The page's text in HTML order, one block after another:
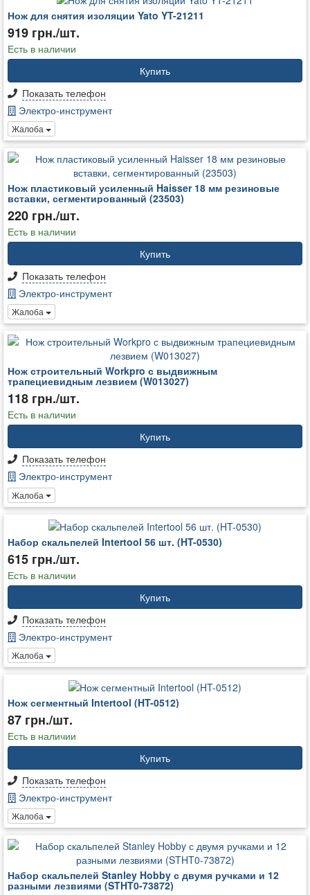
Нож для снятия изоляции Yato YT-21211
919 грн./шт.
Есть в наличии
Купить
Показать телефон
Электро-инструмент
Жалоба
Нож пластиковый усиленный Haisser 18 мм резиновые
вставки, сегментированный (23503)
220 грн./шт.
Есть в наличии
Купить
Показать телефон
Электро-инструмент
Жалоба
Нож строительный Workpro с выдвижным
трапециевидным лезвием (W013027)
118 грн./шт.
Есть в наличии
Купить
Показать телефон
Электро-инструмент
Жалоба
Набор скальпелей Intertool 56 шт. (HT-0530)
615 грн./шт.
Есть в наличии
Купить
Показать телефон
Электро-инструмент
Жалоба
Нож сегментный Intertool (HT-0512)
87 грн./шт.
Есть в наличии
Купить
Показать телефон
Электро-инструмент
Жалоба
Набор скальпелей Stanley Hobby с двумя ручками и 12
разными лезвиями (STHT0-73872)